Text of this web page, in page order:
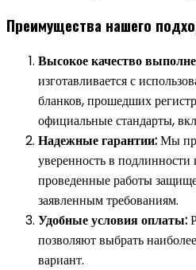
Преимущества нашего
Высокое качество
изготавливается с
бланков, прошедших
официальные стандарты,
Надежные гарантии:Мы
уверенность в подлинности
проведенные работы
заявленным требованиям.
Удобные условия оплаты:
позволяют выбрать
вариант.